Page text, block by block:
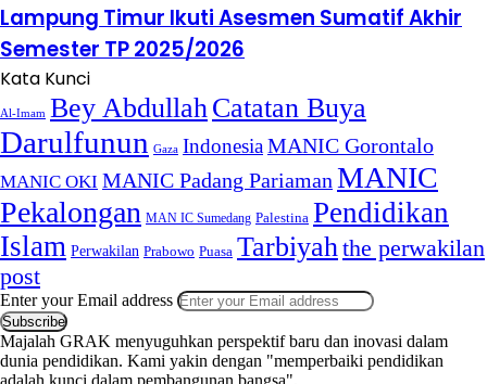
Lampung Timur Ikuti Asesmen Sumatif Akhir
Semester TP 2025/2026
Kata Kunci
Al-Imam Bey AbdullahCatatan Buya
Darulfunun Gaza IndonesiaMANIC Gorontalo
MANIC OKI MANIC Padang Pariaman MANIC
Pekalongan MAN IC Sumedang Palestina Pendidikan
Islam Perwakilan Prabowo Puasa Tarbiyahthe perwakilan
post
Enter your Email address
Majalah GRAK menyuguhkan perspektif baru dan inovasi dalam
dunia pendidikan. Kami yakin dengan "memperbaiki pendidikan
adalah kunci dalam pembangunan bangsa".